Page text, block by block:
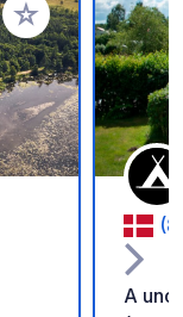
Añadir a tus
A